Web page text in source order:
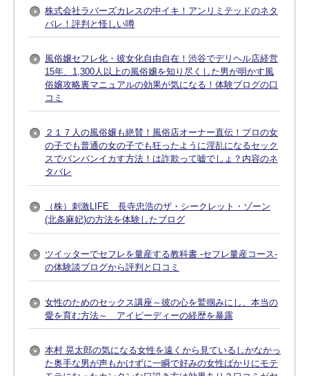
株式会社ラバーズカレスの中イキ！アンリミテッドのネタ
バレ！評判と怪しい噂
風俗嬢セフレ化・彼女化自由自在！渋谷でデリヘル店経営
15年、1,300人以上の風俗嬢を知り尽くした男が明かす風
俗嬢攻略裏マニュアルの効果が気になる！体験ブログの口
コミ
２１７人の風俗嬢も絶賛！風俗店オーナー直伝！プロの女
の子でも普通の女の子でも狂ったように淫乱になるセック
スでバンバンイカす方法！は詐欺って嘘でしょ？内容のネ
タバレ
（株）刺激LIFE 長寺忠浩のザ・シークレット・ゾーン
(北条麻妃)の方法を体験したブログ
ツイッターでセフレを量産する教科書 -セフレ量産コース-
の体験談ブログから評判と口コミ
女性のためのセックス講座～彼の心を鷲掴みにし、本当の
愛を育む方法～ アイピーディーの経歴を暴露
本村 晃太郎の気になる女性を遠くから見ているしかなかっ
た奥手な男が声もかけずに一瞬で好みの女性ばかりにモテ